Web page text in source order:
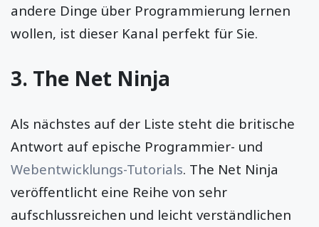
andere Dinge über Programmierung lernen
wollen, ist dieser Kanal perfekt für Sie.
3. The Net Ninja
Als nächstes auf der Liste steht die britische
Antwort auf epische Programmier- und
Webentwicklungs-Tutorials. The Net Ninja
veröffentlicht eine Reihe von sehr
aufschlussreichen und leicht verständlichen